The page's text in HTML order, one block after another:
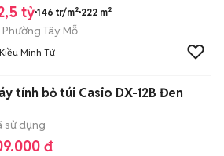
tỷ 146 tr/m² 222 m²
Phường Tây Mỗ
Kiều Minh Tứ
tính bỏ túi Casio DX-12B Đen
sử dụng
đ